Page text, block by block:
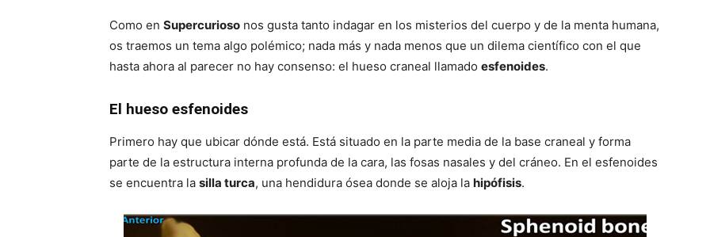
Como en Supercurioso nos gusta tanto indagar en los misterios del cuerpo y de la menta humana,
os traemos un tema algo polémico; nada más y nada menos que un dilema científico con el que
hasta ahora al parecer no hay consenso: el hueso craneal llamado esfenoides.
El hueso esfenoides
Primero hay que ubicar dónde está. Está situado en la parte media de la base craneal y forma
parte de la estructura interna profunda de la cara, las fosas nasales y del cráneo. En el esfenoides
se encuentra la silla turca, una hendidura ósea donde se aloja la hipófisis.